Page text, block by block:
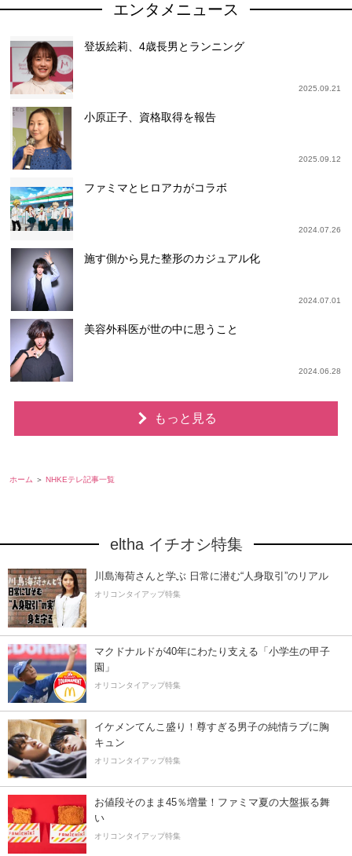
エンタメニュース
登坂絵莉、4歳長男とランニング
2025.09.21
小原正子、資格取得を報告
2025.09.12
ファミマとヒロアカがコラボ
2024.07.26
施す側から見た整形のカジュアル化
2024.07.01
美容外科医が世の中に思うこと
2024.06.28
もっと見る
ホーム NHKEテレ記事一覧
eltha イチオシ特集
川島海荷さんと学ぶ 日常に潜む“人身取引”のリアル
オリコンタイアップ特集
マクドナルドが40年にわたり支える「小学生の甲子
園」
オリコンタイアップ特集
イケメンてんこ盛り！尊すぎる男子の純情ラブに胸
キュン
オリコンタイアップ特集
お値段そのまま45％増量！ファミマ夏の大盤振る舞
い
オリコンタイアップ特集